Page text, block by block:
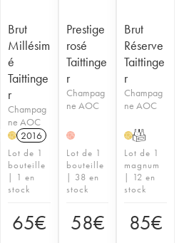
Brut
Millésim
é
Taittinge
r
Champag
ne AOC
H 2016
Lot de 1
bouteille
| 1 en
stock
65€
Prestige
rosé
Taittinge
r
Champag
ne AOC
H
Lot de 1
bouteille
| 38 en
stock
58€
Brut
Réserve
Taittinge
r
Champag
ne AOC
HT
Lot de 1
magnum
| 12 en
stock
85€